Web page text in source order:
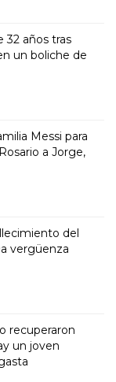
32 años tras
un boliche de
Messi para
a Jorge,
del
vergüenza
recuperaron
un joven